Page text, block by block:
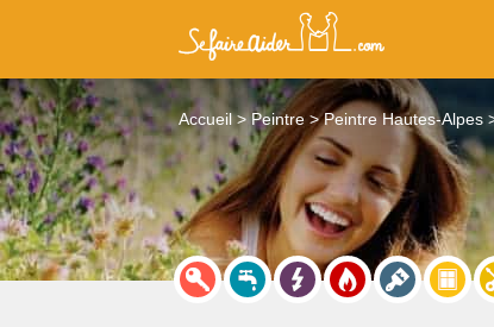
Accueil Peintre Peintre Hautes-Alpes